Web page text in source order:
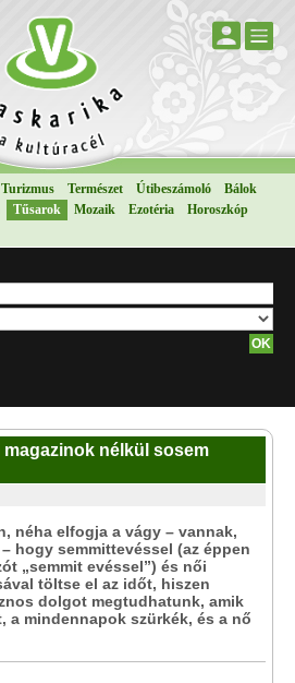
Turizmus Természet Útibeszámoló
Bálok
Tűsarok Mozaik Ezotéria
Horoszkóp
nélkül sosem
néha elfogja a vágy – vannak,
hogy semmittevéssel (az éppen
„semmit evéssel”) és női
töltse el az időt, hiszen
dolgot megtudhatunk, amik
a mindennapok szürkék, és a nő